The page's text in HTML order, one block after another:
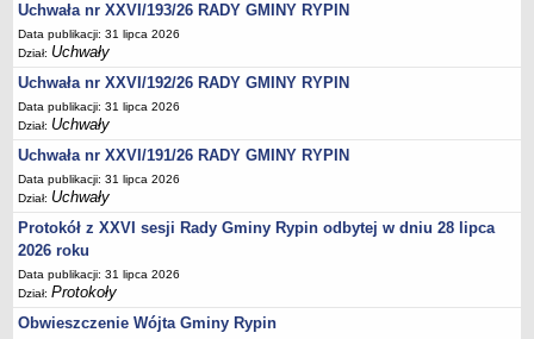
Urząd gminy
Jednostki organizacyjne, GOPS, Instytucja kultury, OSP
Jednostki pomocnicze - sołectwa
Plan pracy komisji rewizyjnej
Sesje Rady Gminy Rypin
Statut
Strategia rozwoju
Uchwały
Projekty uchwał
Protokoły
Uchwała nr XXVI/193/26 RADY GMINY RYPIN
Data publikacji: 31 lipca 2026
Dział: Uchwały
Uchwała nr XXVI/192/26 RADY GMINY RYPIN
Data publikacji: 31 lipca 2026
Dział: Uchwały
Uchwała nr XXVI/191/26 RADY GMINY RYPIN
Data publikacji: 31 lipca 2026
Dział: Uchwały
Protokół z XXVI sesji Rady Gminy Rypin odbytej w dniu 28 lipca
2026 roku
Data publikacji: 31 lipca 2026
Dział:Protokoły
Obwieszczenie Wójta Gminy Rypin